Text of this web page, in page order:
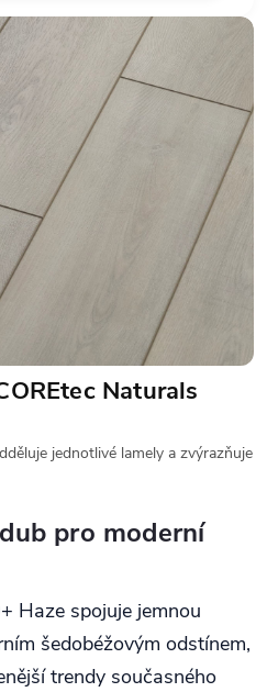
Naturals
jednotlivé lamely a zvýrazňuje
pro moderní
Haze spojuje jemnou
šedobéžovým odstínem,
trendy současného